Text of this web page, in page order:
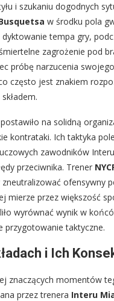
i szukaniu dogodnych
w środku pola
dyktowanie tempa gry,
zagrożenie pod
próbę narzucenia
często jest znakiem
postawiło na solidną
kontrataki. Ich taktyka
zawodników
przeciwnika. Trener
ofensywny
mierze przez większość
wyrównać wynik w
przygotowanie taktyczne.
i Ich
znaczących momentów
przez trenera Interu